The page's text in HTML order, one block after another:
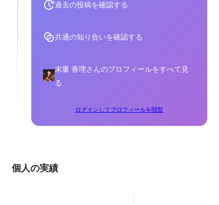
過去の投稿を確認する
共通の知り合いを確認する
末重 香理さんのプロフィールをすべて見
る
ログインしてプロフィールを閲覧
個人の実績